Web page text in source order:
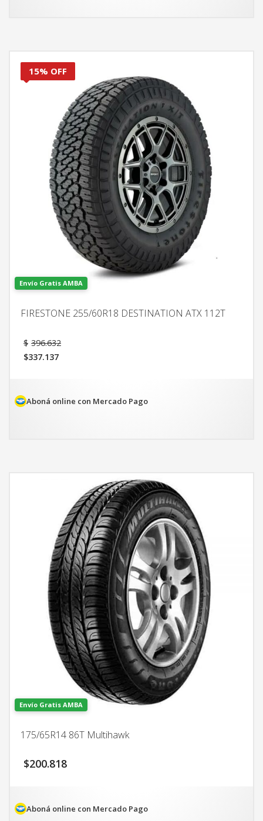
15% OFF
Envío Gratis AMBA
FIRESTONE 255/60R18 DESTINATION ATX 112T
$ 396.632
$337.137
es:
$337.137.
Aboná online con Mercado Pago
Envío Gratis AMBA
175/65R14 86T Multihawk
$200.818
Aboná online con Mercado Pago